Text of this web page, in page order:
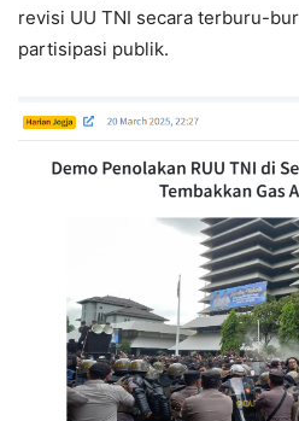
revisi UU TNI secara terburu-
partisipasi publik.